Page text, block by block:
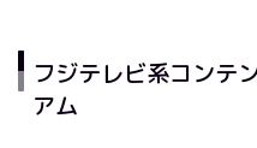
フジテレビ系コンテ
アム